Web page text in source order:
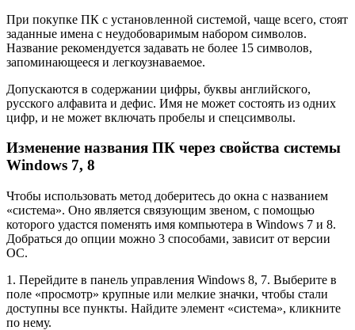
При покупке ПК с установленной системой, чаще всего, стоят
заданные имена с неудобоваримым набором символов.
Название рекомендуется задавать не более 15 символов,
запоминающееся и легкоузнаваемое.
Допускаются в содержании цифры, буквы английского,
русского алфавита и дефис. Имя не может состоять из одних
цифр, и не может включать пробелы и спецсимволы.
Изменение названия ПК через свойства системы
Windows 7, 8
Чтобы использовать метод доберитесь до окна с названием
«система». Оно является связующим звеном, с помощью
которого удастся поменять имя компьютера в Windows 7 и 8.
Добраться до опции можно 3 способами, зависит от версии
ОС.
1. Перейдите в панель управления Windows 8, 7. Выберите в
поле «просмотр» крупные или мелкие значки, чтобы стали
доступны все пункты. Найдите элемент «система», кликните
по нему.